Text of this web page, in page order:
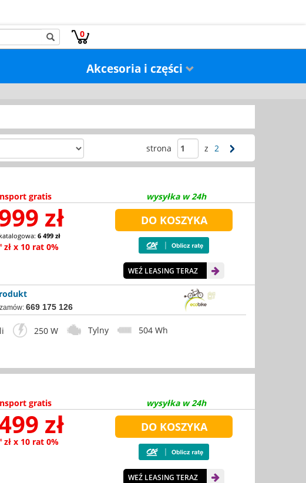
0
Akcesoria i części
strona z 2
gratis wysyłka w 24h
zł
6 499 zł
zł x 10 rat 0%
WEŹ LEASING TERAZ
669 175 126
250 W Tylny 504 Wh
gratis wysyłka w 24h
zł
zł x 10 rat 0%
WEŹ LEASING TERAZ